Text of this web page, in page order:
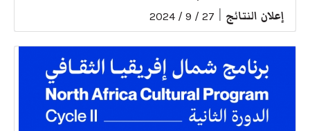
إعلان النتائج 27 / 9 / 2024